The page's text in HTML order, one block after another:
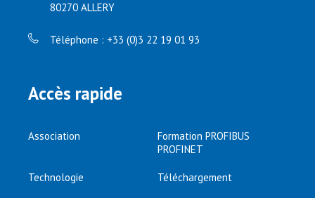
80270 ALLERY
Téléphone : +33 (0)3 22 19 01 93
Accès rapide
Association
Formation PROFIBUS
PROFINET
Technologie Téléchargement